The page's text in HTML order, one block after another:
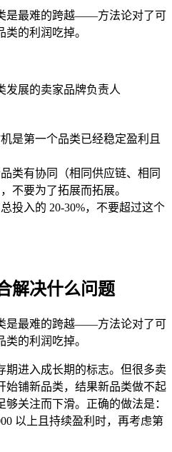
是最难的跨越——方法论对了可
的利润吃掉。
发展的卖家品牌负责人
是第一个品类已经稳定盈利且
类有协同（相同供应链、相同
不要为了拓展而拓展。
投入的 20-30%，不要超过这个
解决什么问题
是最难的跨越——方法论对了可
的利润吃掉。
期进入成长期的标志。但很多卖
始铺新品类，结果新品类做不起
关注而下滑。正确的做法是：
以上且持续盈利时，再考虑第